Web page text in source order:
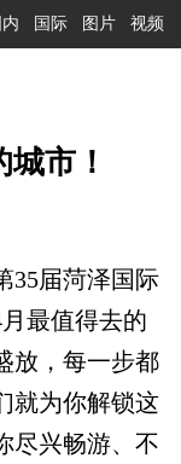
内 国际 图片 视频
市！
届菏泽国际
最值得去的
放，每一步都
就为你解锁这
尽兴畅游、不